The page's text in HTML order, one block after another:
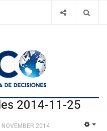
2014-11-25
NOVEMBER 2014